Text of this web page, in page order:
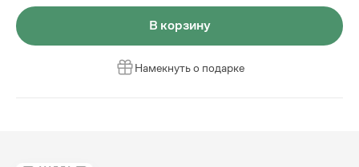
В корзину
Намекнуть о подарке